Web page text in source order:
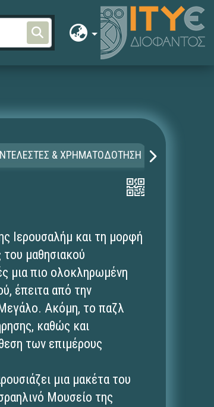
& ΧΡΗΜΑΤΟΔΟΤΗΣΗ
Ιερουσαλήμ και τη μορφή
μαθησιακού
μια πιο ολοκληρωμένη
έπειτα από την
Ακόμη, το παζλ
καθώς και
των επιμέρους
μια μακέτα του
Μουσείο της